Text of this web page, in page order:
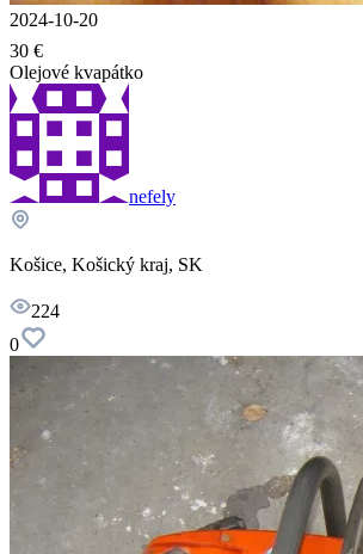
2024-10-20
30 €
Olejové kvapátko
nefely
Košice, Košický kraj, SK
224
0